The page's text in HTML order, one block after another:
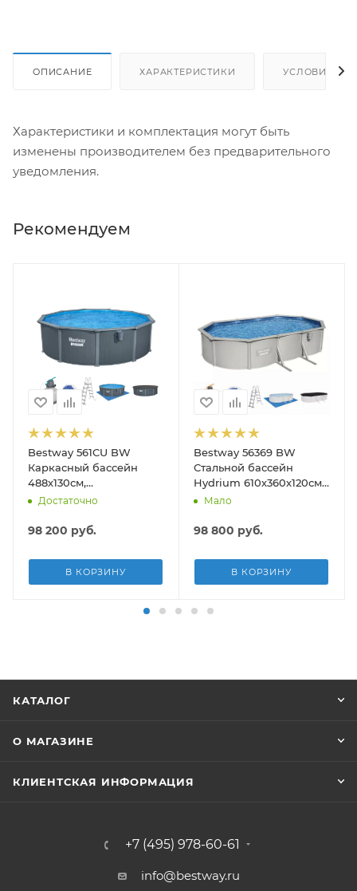
ОПИСАНИЕ ХАРАКТЕРИСТИКИ УСЛОВИЯ
Характеристики и комплектация могут быть
изменены производителем без предварительного
уведомления.
Рекомендуем
Bestway 561CU BW
Каркасный бассейн
488х130см,
композитный, 21490л,
лестн, тент, подст, дисп.
Достаточно
98 200 руб.
В КОРЗИНУ
Bestway 56369 BW
Стальной бассейн
Hydrium 610х360х120см,
19929л, песч.фил.-нас
подст.
Мало
98 800 руб.
В КОРЗИНУ
КАТАЛОГ
О МАГАЗИНЕ
КЛИЕНТСКАЯ ИНФОРМАЦИЯ
+7 (495) 978-60-61
info@bestway.ru